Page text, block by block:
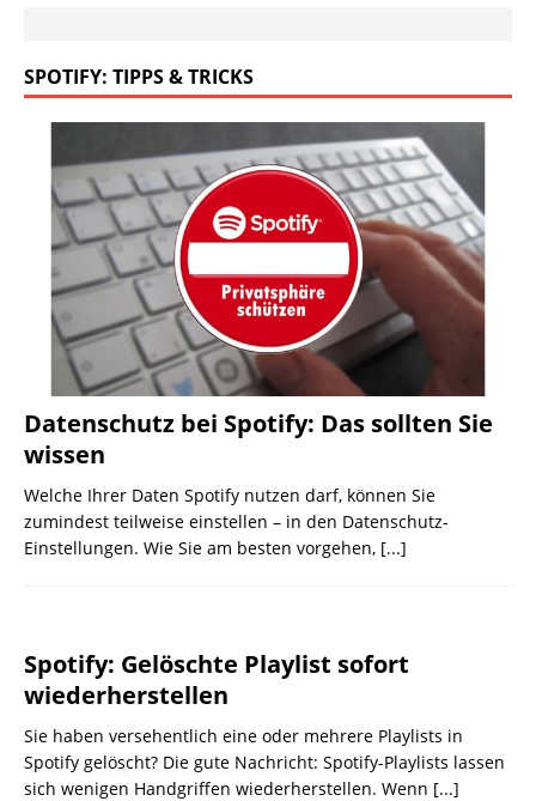
SPOTIFY: TIPPS & TRICKS
Datenschutz bei Spotify: Das sollten Sie
wissen
Welche Ihrer Daten Spotify nutzen darf, können Sie
zumindest teilweise einstellen – in den Datenschutz-
Einstellungen. Wie Sie am besten vorgehen, [...]
Spotify: Gelöschte Playlist sofort
wiederherstellen
Sie haben versehentlich eine oder mehrere Playlists in
Spotify gelöscht? Die gute Nachricht: Spotify-Playlists lassen
sich wenigen Handgriffen wiederherstellen. Wenn [...]